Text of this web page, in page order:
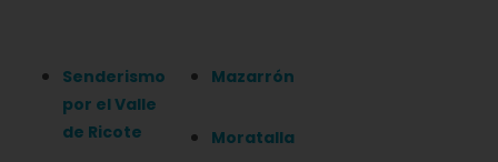
Senderismo
por el Valle
de Ricote
Mazarrón
Moratalla